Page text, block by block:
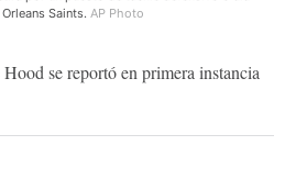
Saints. AP Photo
se reportó en primera instancia